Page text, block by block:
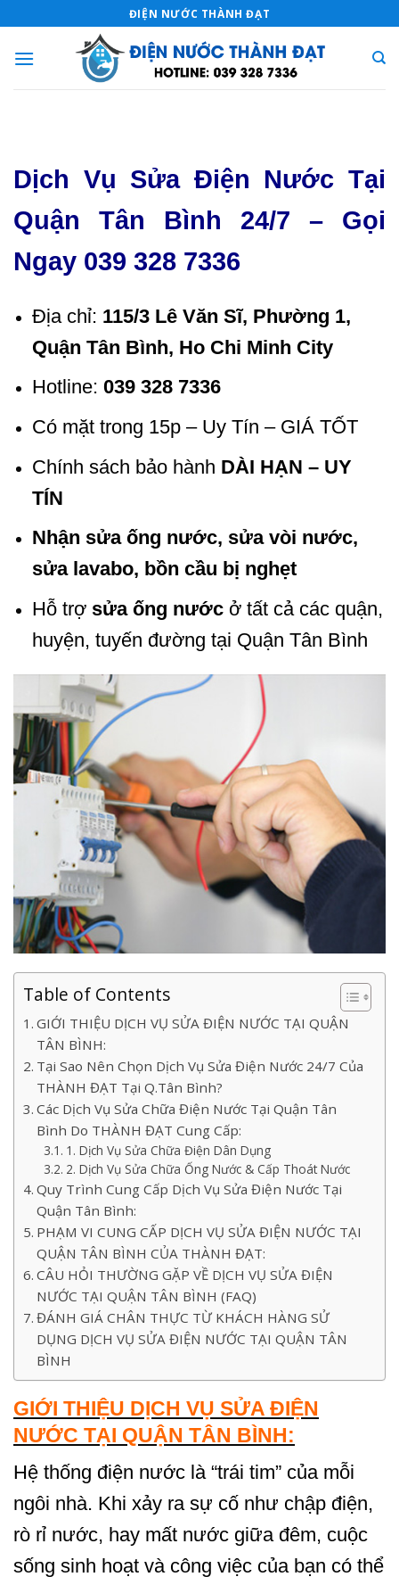
to
content
ĐIỆN NƯỚC THÀNH ĐẠT
Dịch Vụ Sửa Điện Nước Tại
Quận Tân Bình 24/7 – Gọi
Ngay 039 328 7336
Địa chỉ: 115/3 Lê Văn Sĩ, Phường 1,
Quận Tân Bình, Ho Chi Minh City
Hotline: 039 328 7336
Có mặt trong 15p – Uy Tín – GIÁ TỐT
Chính sách bảo hành DÀI HẠN – UY
TÍN
Nhận sửa ống nước, sửa vòi nước,
sửa lavabo, bồn cầu bị nghẹt
Hỗ trợ sửa ống nướcở tất cả các quận,
huyện, tuyến đường tại Quận Tân Bình
Table of Contents
GIỚI THIỆU DỊCH VỤ SỬA ĐIỆN NƯỚC TẠI QUẬN
TÂN BÌNH:
Tại Sao Nên Chọn Dịch Vụ Sửa Điện Nước 24/7 Của
THÀNH ĐẠT Tại Q.Tân Bình?
Các Dịch Vụ Sửa Chữa Điện Nước Tại Quận Tân
Bình Do THÀNH ĐẠT Cung Cấp:
1. Dịch Vụ Sửa Chữa Điện Dân Dụng
2. Dịch Vụ Sửa Chữa Ống Nước & Cấp Thoát Nước
Quy Trình Cung Cấp Dịch Vụ Sửa Điện Nước Tại
Quận Tân Bình:
PHẠM VI CUNG CẤP DỊCH VỤ SỬA ĐIỆN NƯỚC TẠI
QUẬN TÂN BÌNH CỦA THÀNH ĐẠT:
CÂU HỎI THƯỜNG GẶP VỀ DỊCH VỤ SỬA ĐIỆN
NƯỚC TẠI QUẬN TÂN BÌNH (FAQ)
ĐÁNH GIÁ CHÂN THỰC TỪ KHÁCH HÀNG SỬ
DỤNG DỊCH VỤ SỬA ĐIỆN NƯỚC TẠI QUẬN TÂN
BÌNH
GIỚI THIỆU DỊCH VỤ SỬA ĐIỆN
NƯỚC TẠI QUẬN TÂN BÌNH:
Hệ thống điện nước là “trái tim” của mỗi
ngôi nhà. Khi xảy ra sự cố như chập điện,
rò rỉ nước, hay mất nước giữa đêm, cuộc
sống sinh hoạt và công việc của bạn có thể